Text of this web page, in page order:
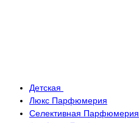
Детская
Люкс Парфюмерия
Селективная Парфюмерия